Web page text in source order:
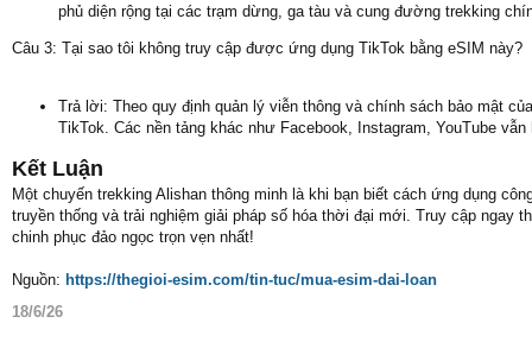
phủ diện rộng tại các trạm dừng, ga tàu và cung đường trekking
Câu 3: Tại sao tôi không truy cập được ứng dụng TikTok bằng eSIM này?
Trả lời: Theo quy định quản lý viễn thông và chính sách bảo mật
TikTok. Các nền tảng khác như Facebook, Instagram, YouTube
Kết Luận
Một chuyến trekking Alishan thông minh là khi bạn biết cách ứng dụng
truyền thống và trải nghiệm giải pháp số hóa thời đại mới. Truy cập ngay
chinh phục đảo ngọc trọn vẹn nhất!
Nguồn: https://thegioi-esim.com/tin-tuc/mua-esim-dai-loan
18/6/26